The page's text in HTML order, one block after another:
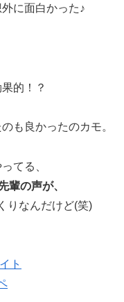
に面白かった♪
的！？
も良かったのカモ。
てる、
輩の声が、
りなんだけど(笑)
ト